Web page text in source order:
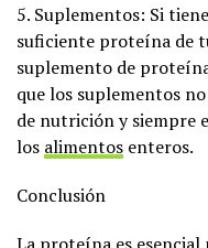
5. Suplementos: Si
suficiente proteína de
suplemento de
que los suplementos
de nutrición y siempre
los alimentos enteros.
Conclusión